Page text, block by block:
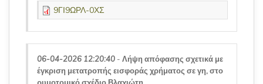
9ΓΙ9ΩΡΛ-0ΧΣ
06-04-2026 12:20:40 - Λήψη απόφασης σχετικά με
έγκριση μετατροπής εισφοράς χρήματος σε γη, στο